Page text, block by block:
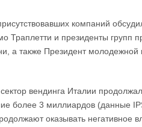
компаний
Траплетти и президенты групп
а также Президент молодежной
вендинга Италии
более 3 миллиардов (данные
оказывать негативное